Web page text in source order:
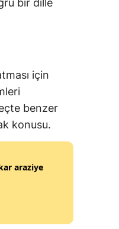
bir dille
için
benzer
konusu.
araziye